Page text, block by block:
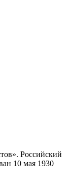
Российский
10 мая 1930